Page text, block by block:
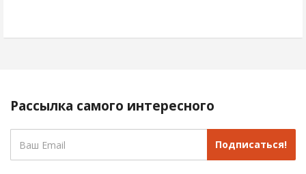
Рассылка самого интересного
Подписаться!